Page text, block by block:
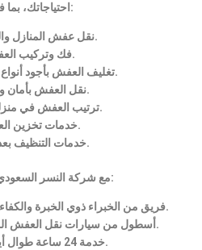
احتياجاتك، بما في ذلك:
نقل عفش المنازل والشركات.
فك وتركيب العفش.
تغليف العفش بأجود أنواع مواد التغليف.
نقل العفش بأمان وسرعة.
ترتيب العفش في منزلك الجديد.
خدمات تخزين العفش.
خدمات التنظيف بعد النقل.
مع شركة النسر السعودي, ستحصل على:
فريق من الخبراء ذوي الخبرة والكفاءة العالية في نقل العفش.
أسطول من سيارات نقل العفش المجهزة بأحدث التقنيات.
خدمة 24 ساعة طوال أيام الأسبوع.